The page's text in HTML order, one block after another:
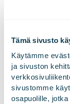
Tämä sivusto
Käytämme
ja sivuston
sivustomme
osapuolille, jotka